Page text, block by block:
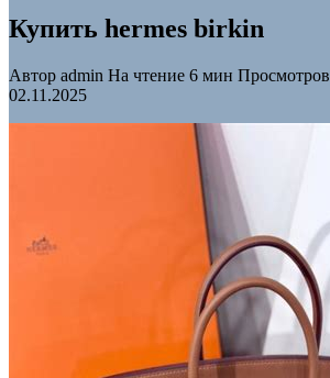
Купить hermes birkin
Автор admin На чтение 6 мин Просмотров
02.11.2025